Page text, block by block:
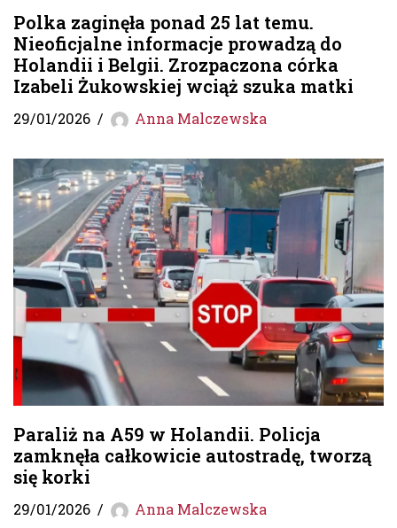
Polka zaginęła ponad 25 lat temu.
Nieoficjalne informacje prowadzą do
Holandii i Belgii. Zrozpaczona córka
Izabeli Żukowskiej wciąż szuka matki
29/01/2026 Anna Malczewska
Paraliż na A59 w Holandii. Policja
zamknęła całkowicie autostradę, tworzą
się korki
29/01/2026 Anna Malczewska